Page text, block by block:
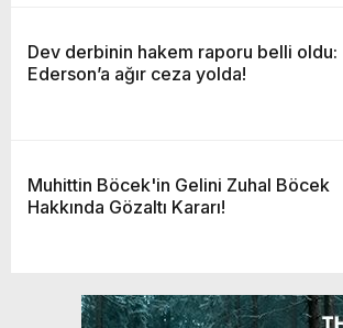
Dev derbinin hakem raporu belli oldu:
Ederson’a ağır ceza yolda!
Muhittin Böcek'in Gelini Zuhal Böcek
Hakkında Gözaltı Kararı!